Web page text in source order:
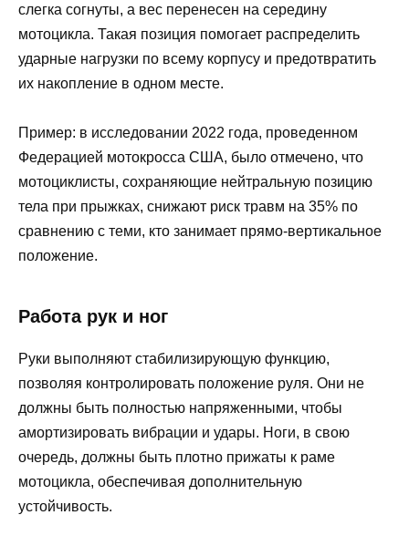
слегка согнуты, а вес перенесен на середину
мотоцикла. Такая позиция помогает распределить
ударные нагрузки по всему корпусу и предотвратить
их накопление в одном месте.
Пример: в исследовании 2022 года, проведенном
Федерацией мотокросса США, было отмечено, что
мотоциклисты, сохраняющие нейтральную позицию
тела при прыжках, снижают риск травм на 35% по
сравнению с теми, кто занимает прямо-вертикальное
положение.
Работа рук и ног
Руки выполняют стабилизирующую функцию,
позволяя контролировать положение руля. Они не
должны быть полностью напряженными, чтобы
амортизировать вибрации и удары. Ноги, в свою
очередь, должны быть плотно прижаты к раме
мотоцикла, обеспечивая дополнительную
устойчивость.